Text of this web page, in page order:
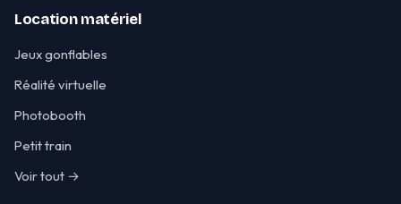
Location matériel
Jeux gonflables
Réalité virtuelle
Photobooth
Petit train
Voir tout →